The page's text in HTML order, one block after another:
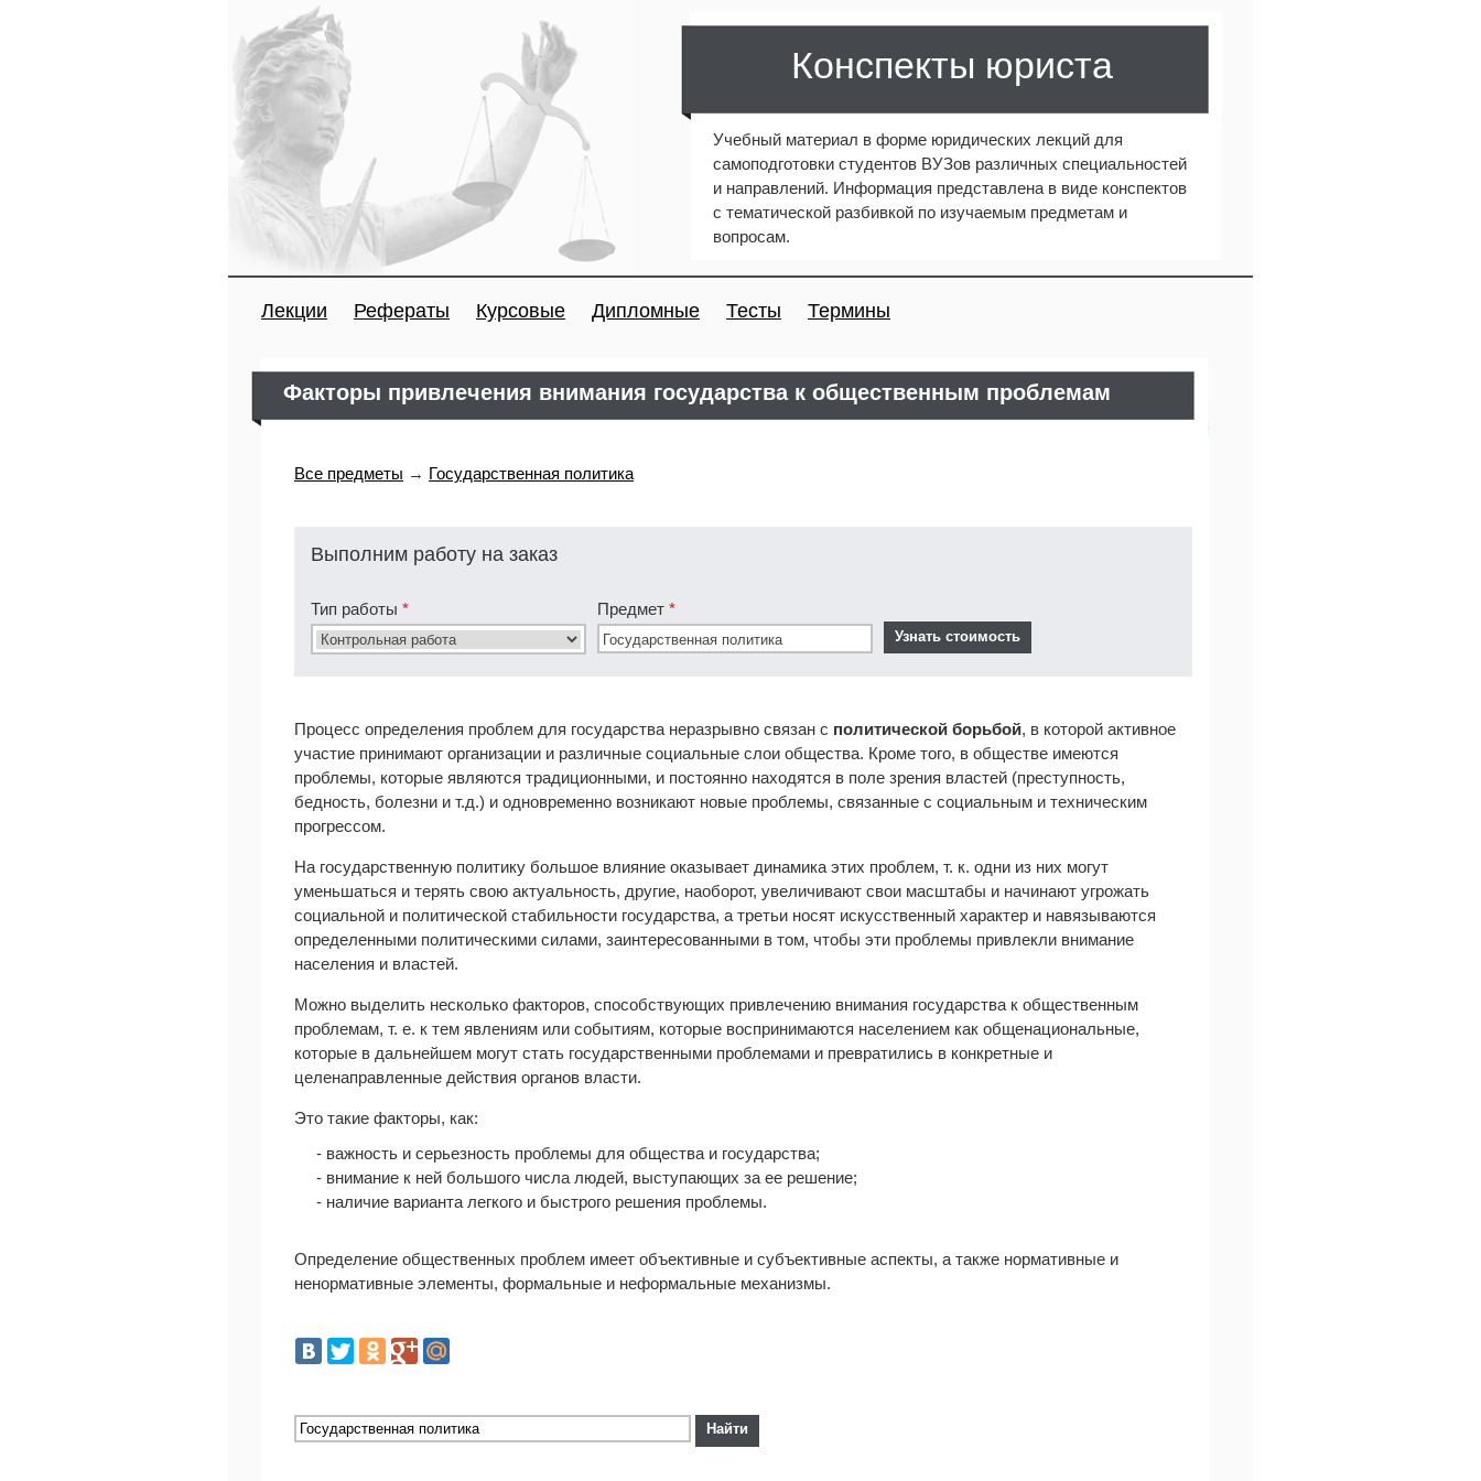
Конспекты юриста
Учебный материал в форме юридических лекций для
самоподготовки студентов ВУЗов различных специальностей
и направлений. Информация представлена в виде конспектов
с тематической разбивкой по изучаемым предметам и
вопросам.
Лекции Рефераты Курсовые Дипломные Тесты Термины
Факторы привлечения внимания государства к общественным проблемам
Все предметы → Государственная политика
Выполним работу на заказ
Тип работы * Предмет *
Процесс определения проблем для государства неразрывно связан с политической борьбой, в которой активное
участие принимают организации и различные социальные слои общества. Кроме того, в обществе имеются
проблемы, которые являются традиционными, и постоянно находятся в поле зрения властей (преступность,
бедность, болезни и т.д.) и одновременно возникают новые проблемы, связанные с социальным и техническим
прогрессом.
На государственную политику большое влияние оказывает динамика этих проблем, т. к. одни из них могут
уменьшаться и терять свою актуальность, другие, наоборот, увеличивают свои масштабы и начинают угрожать
социальной и политической стабильности государства, а третьи носят искусственный характер и навязываются
определенными политическими силами, заинтересованными в том, чтобы эти проблемы привлекли внимание
населения и властей.
Можно выделить несколько факторов, способствующих привлечению внимания государства к общественным
проблемам, т. е. к тем явлениям или событиям, которые воспринимаются населением как общенациональные,
которые в дальнейшем могут стать государственными проблемами и превратились в конкретные и
целенаправленные действия органов власти.
Это такие факторы, как:
- важность и серьезность проблемы для общества и государства;
- внимание к ней большого числа людей, выступающих за ее решение;
- наличие варианта легкого и быстрого решения проблемы.
Определение общественных проблем имеет объективные и субъективные аспекты, а также нормативные и
ненормативные элементы, формальные и неформальные механизмы.